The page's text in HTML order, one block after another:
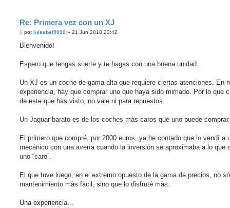
Re: Primera vez con un XJ
M
n
j
l
e
porluisabel9090 » 21 Jun 2018 23:42
Bienvenido!
Espero que tengas suerte y te hagas con una buena unidad.
Un XJ es un coche de gama alta que requiere ciertas atenciones. En
experiencia, hay que comprar uno que haya sido mimado. Por lo que
de este que has visto, no vale ni para repuestos.
Un Jaguar barato es de los coches màs caros que uno puede comprar.
El primero que compré, por 2000 euros, ya he contado que lo vendí a
mecánico con una avería cuando la inversiòn se aproximaba a lo que
uno “caro”.
El que tuve luego, en el extremo opuesto de la gama de precios, no
mantenimiento màs fàcil, sino que lo disfruté màs.
Una experiencia...